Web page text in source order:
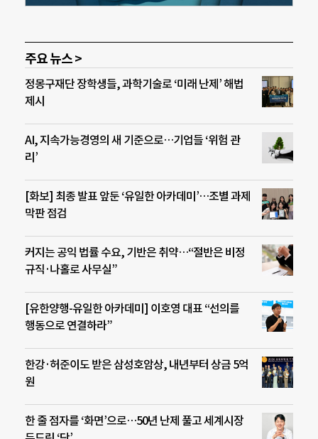
주요 뉴스 >
정몽구재단 장학생들, 과학기술로 ‘미래 난제’ 해법
제시
AI, 지속가능경영의 새 기준으로…기업들 ‘위험 관
리’
[화보] 최종 발표 앞둔 ‘유일한 아카데미’…조별 과제
막판 점검
커지는 공익 법률 수요, 기반은 취약…“절반은 비정
규직·나홀로 사무실”
[유한양행-유일한 아카데미] 이호영 대표 “선의를
행동으로 연결하라”
한강·허준이도 받은 삼성호암상, 내년부터 상금 5억
원
한 줄 점자를 ‘화면’으로…50년 난제 풀고 세계시장